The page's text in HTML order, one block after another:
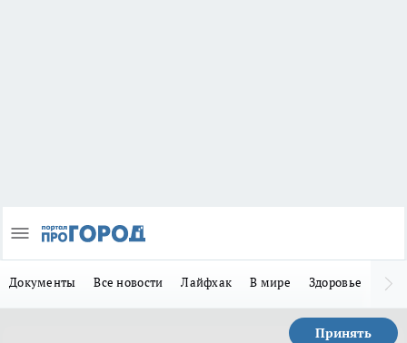
Документы Все новости Лайфхак В мире Здоровье
Принять